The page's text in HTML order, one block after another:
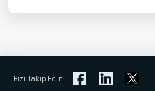
Bizi Takip Edin